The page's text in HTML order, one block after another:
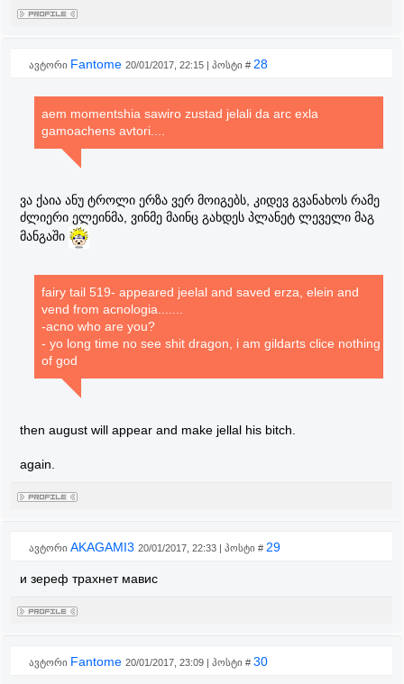
ავტორი Fantome 20/01/2017, 22:15 | პოსტი # 28
aem momentshia sawiro zustad jelali da arc exla
gamoachens avtori....
ვა ქაია ანუ ტროლი ერზა ვერ მოიგებს, კიდევ გვანახოს რამე
ძლიერი ელეინმა, ვინმე მაინც გახდეს პლანეტ ლეველი მაგ
მანგაში
fairy tail 519- appeared jeelal and saved erza, elein and
vend from acnologia.......
-acno who are you?
- yo long time no see shit dragon, i am gildarts clice nothing
of god
then august will appear and make jellal his bitch.
again.
ავტორი AKAGAMI3 20/01/2017, 22:33 | პოსტი # 29
и зереф трахнет мавис
ავტორი Fantome 20/01/2017, 23:09 | პოსტი # 30